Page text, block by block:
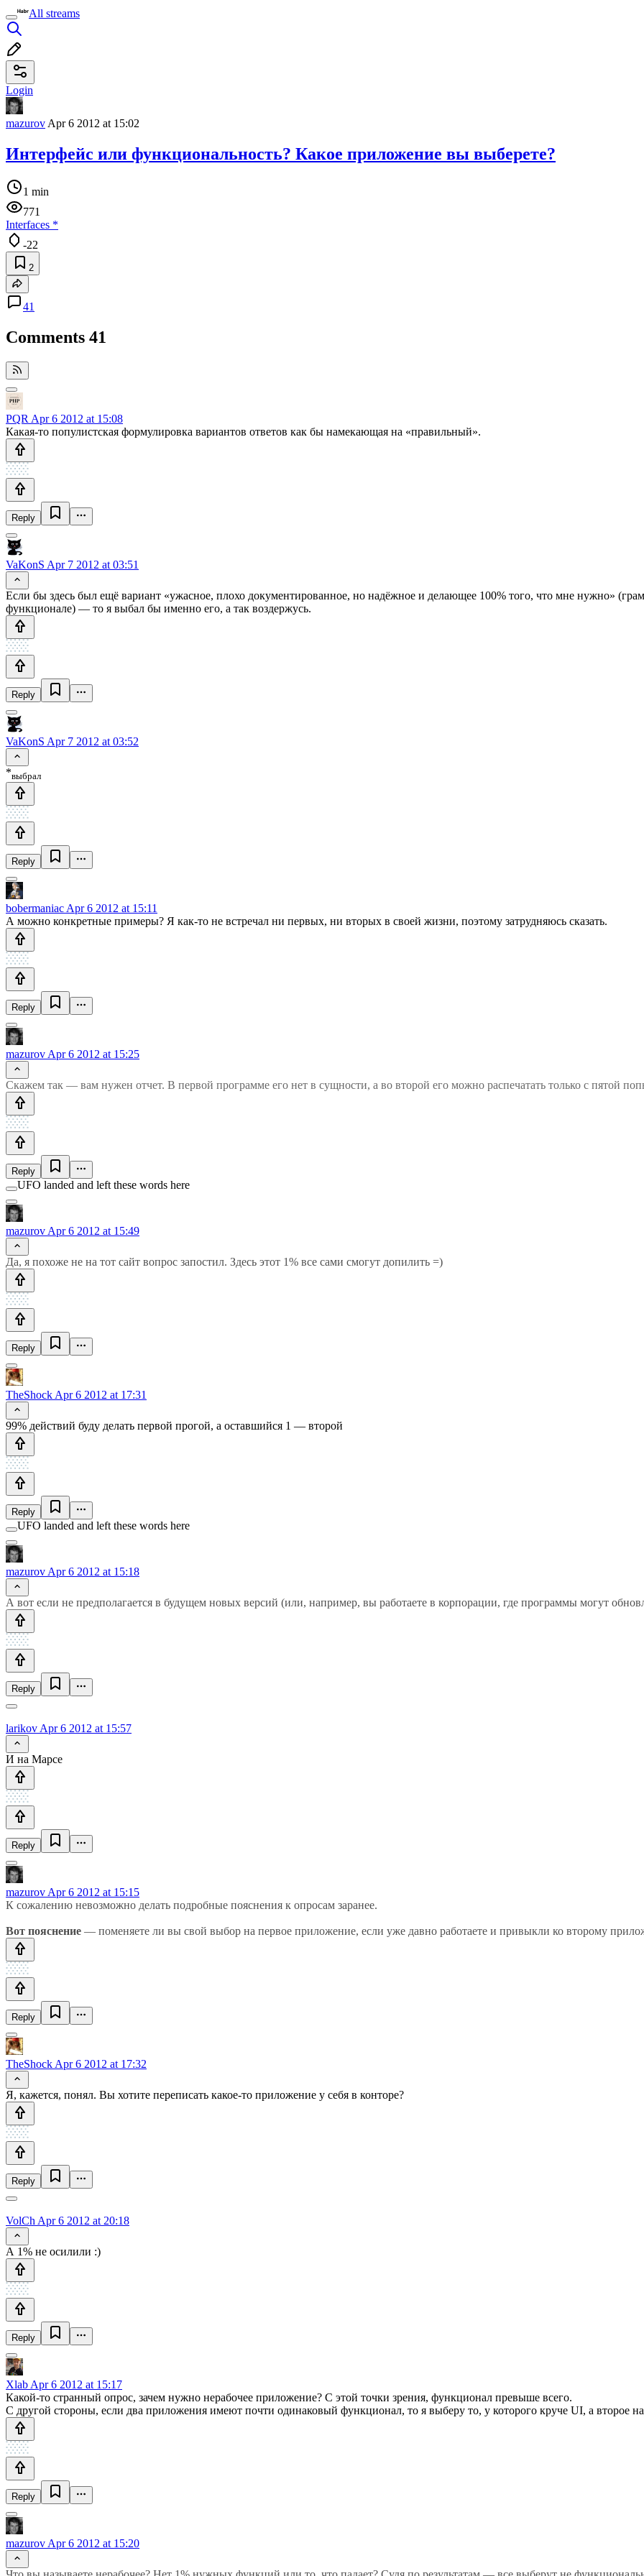
All streams
Login
mazurov Apr 6 2012 at 15:02
Интерфейс или функциональность? Какое приложение вы выберете?
1 min
771
Interfaces *
-22
2
41
Comments 41
PQR Apr 6 2012 at 15:08
Какая-то популистская формулировка вариантов ответов как бы намекающая на «правильный».
Reply
VaKonS Apr 7 2012 at 03:51
Если бы здесь был ещё вариант «ужасное, плохо документированное, но надёжное и делающее 100% того, что мне нужно»
функционале) — то я выбал бы именно его, а так воздержусь.
Reply
VaKonS Apr 7 2012 at 03:52
*выбрал
Reply
bobermaniac Apr 6 2012 at 15:11
А можно конкретные примеры? Я как-то не встречал ни первых, ни вторых в своей жизни, поэтому затрудняюсь сказать.
Reply
mazurov Apr 6 2012 at 15:25
Скажем так — вам нужен отчет. В первой программе его нет в сущности, а во второй его можно распечатать только с пятой
Reply
UFO landed and left these words here
mazurov Apr 6 2012 at 15:49
Да, я похоже не на тот сайт вопрос запостил. Здесь этот 1% все сами смогут допилить =)
Reply
TheShock Apr 6 2012 at 17:31
99% действий буду делать первой прогой, а оставшийся 1 — второй
Reply
UFO landed and left these words here
mazurov Apr 6 2012 at 15:18
А вот если не предполагается в будущем новых версий (или, например, вы работаете в корпорации, где программы могут
Reply
larikov Apr 6 2012 at 15:57
И на Марсе
Reply
mazurov Apr 6 2012 at 15:15
К сожалению невозможно делать подробные пояснения к опросам заранее.
Вот пояснение — поменяете ли вы свой выбор на первое приложение, если уже давно работаете и привыкли ко второму
Reply
TheShock Apr 6 2012 at 17:32
Я, кажется, понял. Вы хотите переписать какое-то приложение у себя в конторе?
Reply
VolCh Apr 6 2012 at 20:18
А 1% не осилили :)
Reply
Xlab Apr 6 2012 at 15:17
Какой-то странный опрос, зачем нужно нерабочее приложение? С этой точки зрения, функционал превыше всего.
С другой стороны, если два приложения имеют почти одинаковый функционал, то я выберу то, у которого круче UI, а второе
Reply
mazurov Apr 6 2012 at 15:20